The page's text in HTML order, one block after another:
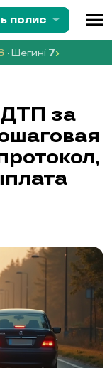
полис menu
· Шегині 7›
за